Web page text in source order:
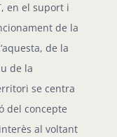
en el suport i
de la
de la
de la
se centra
del concepte
al voltant